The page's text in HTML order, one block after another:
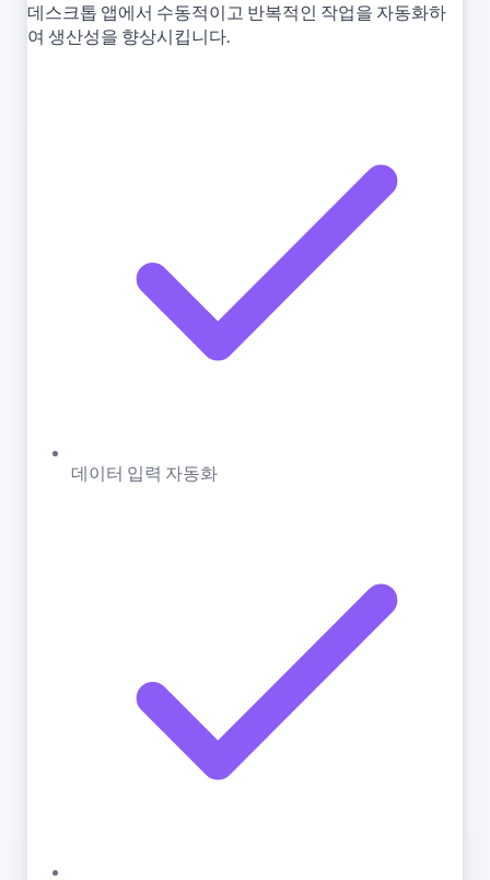
데스크톱 앱에서 수동적이고 반복적인 작업을 자동화하
여 생산성을 향상시킵니다.
데이터 입력 자동화